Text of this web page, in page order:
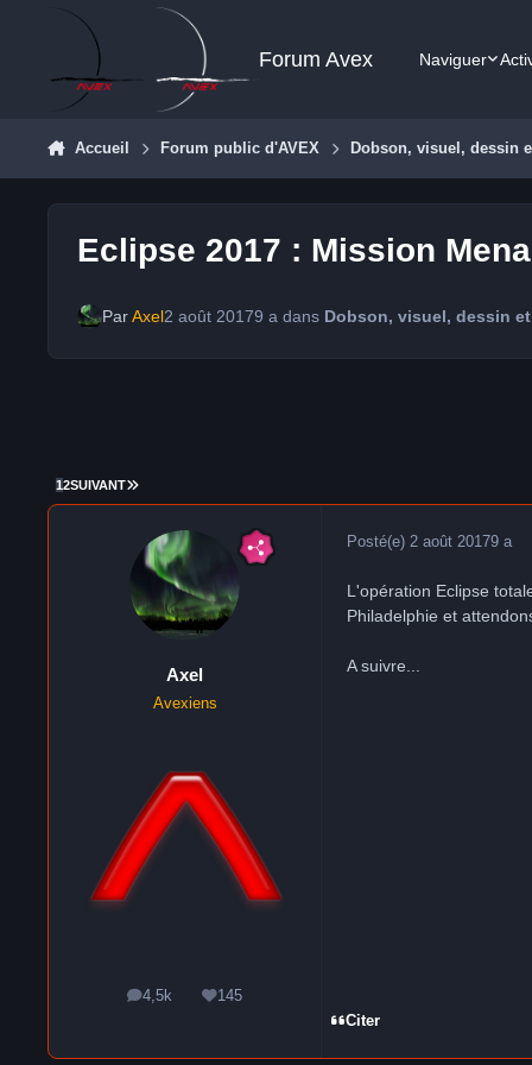
Aller au contenu
Forum Avex Naviguer
Accueil Forum public d'AVEX Dobson, visuel, dessin
Eclipse 2017 : Mission
ParAxel2 août 20179 adans Dobson, visuel, dessin
12SUIVANT DERNIÈRE PAGE
Axel
Avexiens
4,5k
messages145
Réputation
Posté(e) 2 août 20179 a
L'opération Eclipse
Philadelphie et
A suivre...
Citer